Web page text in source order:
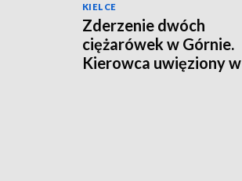
KIELCE
Zderzenie dwóch
ciężarówek w Górnie.
Kierowca uwięziony w